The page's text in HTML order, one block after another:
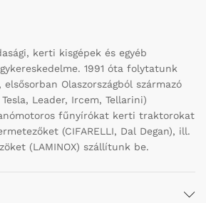
kerti kisgépek és egyéb
1991 óta folytatunk
Olaszországból származó
Leader, Ircem, Tellarini)
fűnyírókat kerti traktorokat
(CIFARELLI, Dal Degan), ill.
(LAMINOX) szállítunk be.